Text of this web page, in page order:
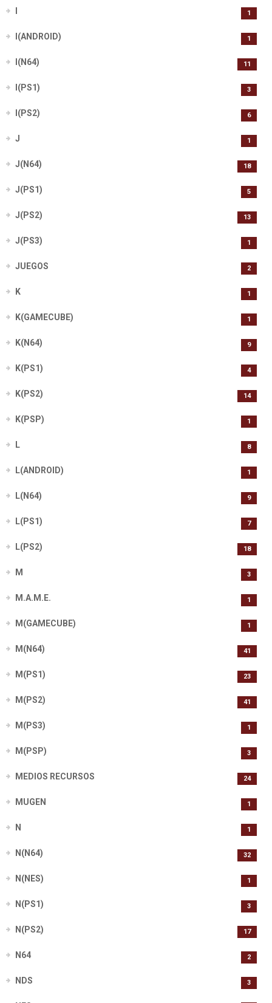
1
I(ANDROID) 1
I(N64) 11
I(PS1) 3
I(PS2) 6
J 1
J(N64) 18
J(PS1) 5
J(PS2) 13
J(PS3) 1
JUEGOS 2
K 1
K(GAMECUBE) 1
K(N64) 9
K(PS1) 4
K(PS2) 14
K(PSP) 1
L 8
L(ANDROID) 1
L(N64) 9
L(PS1) 7
L(PS2) 18
M 3
M.A.M.E. 1
M(GAMECUBE) 1
M(N64) 41
M(PS1) 23
M(PS2) 41
M(PS3) 1
M(PSP) 3
MEDIOS RECURSOS 24
MUGEN 1
N 1
N(N64) 32
N(NES) 1
N(PS1) 3
N(PS2) 17
N64 2
NDS 3